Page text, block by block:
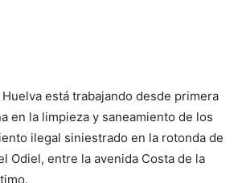
está trabajando desde primera
en la limpieza y saneamiento de los
ilegal siniestrado en la rotonda de
Odiel, entre la avenida Costa de la